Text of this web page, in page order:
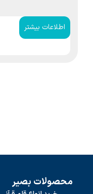
اطلاعات بیشتر
محصولات بصیر